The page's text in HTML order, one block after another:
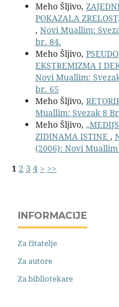
Meho Šljivo,
POKAZALA
, Novi Muallim:
br. 84.
Meho Šljivo,
EKSTREMIZMA I
Novi Muallim:
br. 65
Meho Šljivo,
Muallim: Svezak 8
Meho Šljivo,
ZIDINAMA ISTINE ,
(2006): Novi
1 2 3 4 > >>
INFORMACIJE
Za čitatelje
Za autore
Za bibliotekare